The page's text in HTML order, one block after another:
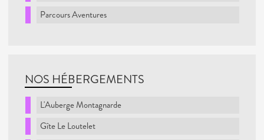
Parcours Aventures
NOS HÉBERGEMENTS
L'Auberge Montagnarde
Gîte Le Loutelet